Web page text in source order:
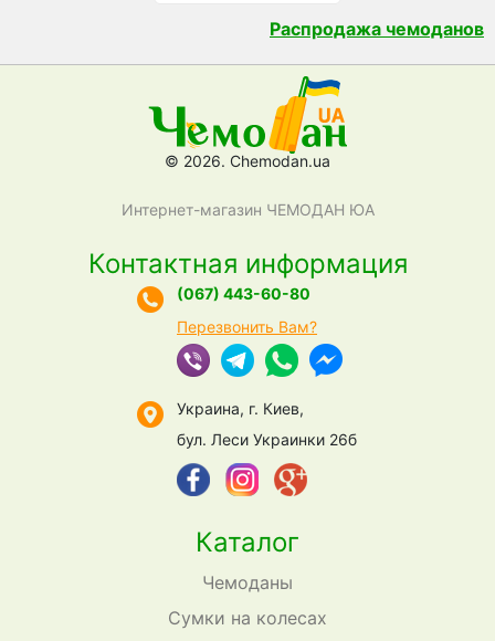
Распродажа чемоданов
© 2026. Chemodan.ua
Интернет-магазин ЧЕМОДАН ЮА
Каталог
Чемоданы
Сумки на колесах
Контактная информация
(067) 443-60-80
Перезвонить Вам?
Украина, г. Киев,
бул. Леси Украинки 26б